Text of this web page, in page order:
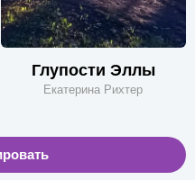
Глупости Эллы
Екатерина Рихтер